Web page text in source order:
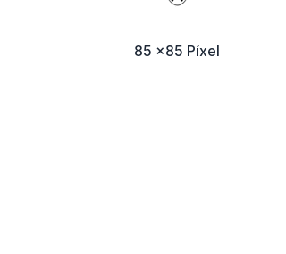
85 x85 Píxel